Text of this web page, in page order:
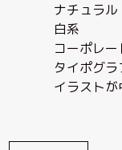
ナチュラル
白系
コーポレー
タイポグラ
イラストが